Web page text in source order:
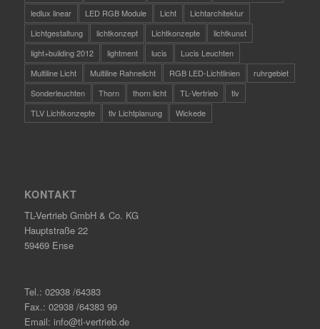
ledlux linear
LED RGB Module Licht
Lichtarchitektur
Lichtgestaltung
lichtkonzept Lichtkonzepte
lichtkunst
light+building 2012
lightment lucis
Lucis Leuchten
Multiline Licht
Multiline Rahnelicht RGB LED-Lichtlinien
ruhrgebiet
Sonderleuchten
Thorn thorn licht TL-Vertrieb
tlv
TLV Lichtkonzepte
tlv Lichtplanung Wickede
KONTAKT
TL-Vertrieb GmbH & Co. KG
Hauptstraße 22
59469 Ense
Tel.: 02938 /64383
Fax.: 02938 /64383 99
Email: info@tl-vertrieb.de